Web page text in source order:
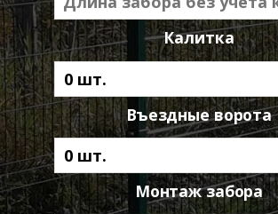
Калитка
Въездные ворота
Монтаж забора